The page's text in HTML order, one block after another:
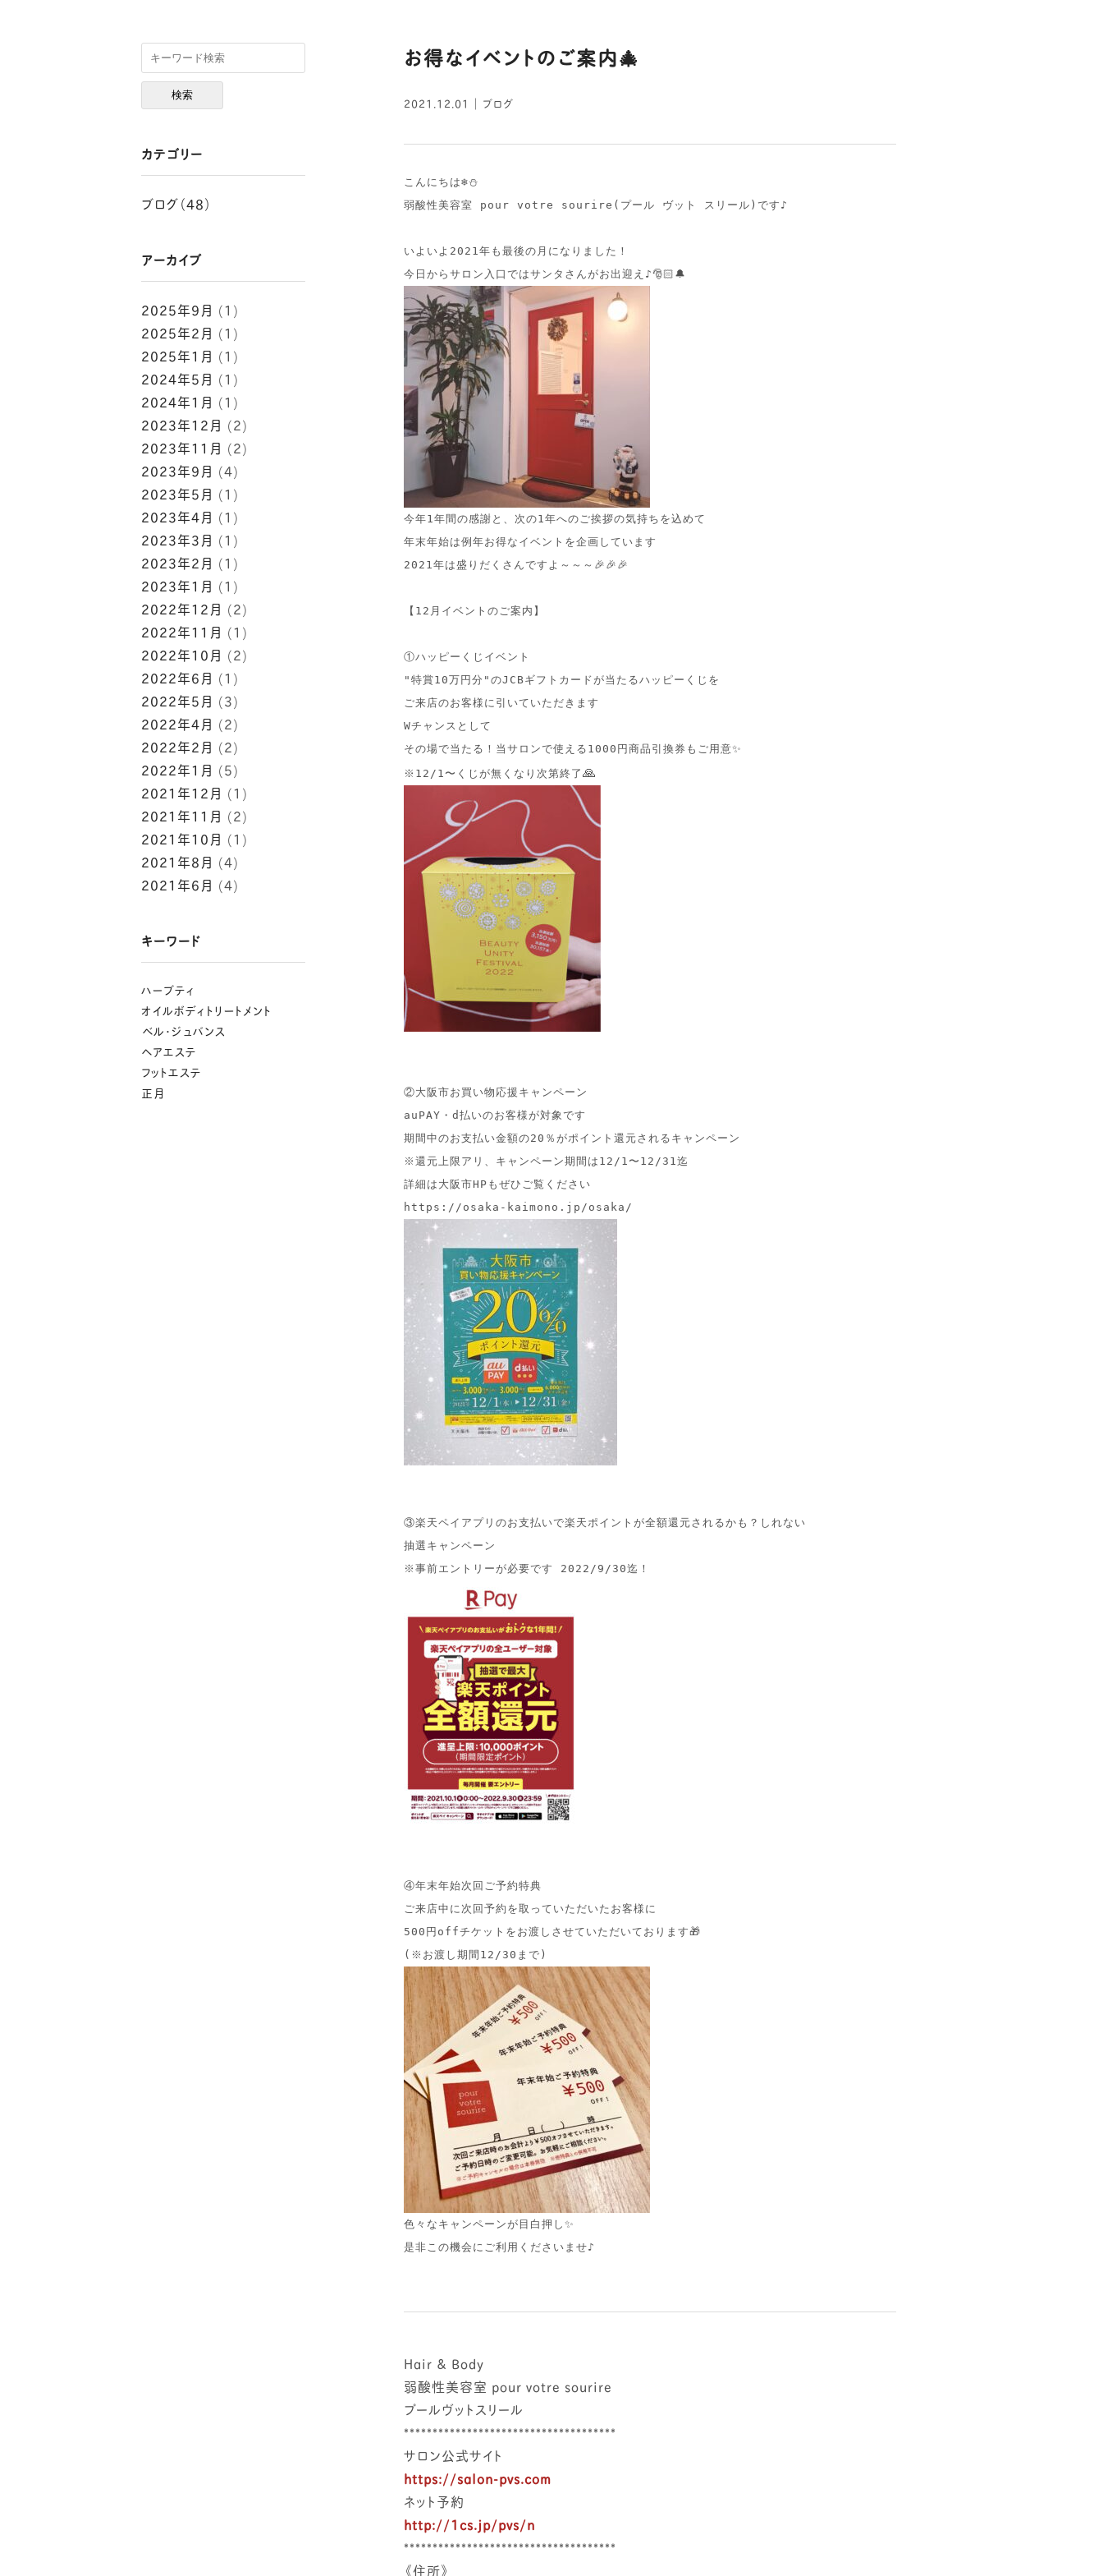
カテゴリー
ブログ（48）
アーカイブ
2025年9月 (1)
2025年2月 (1)
2025年1月 (1)
2024年5月 (1)
2024年1月 (1)
2023年12月 (2)
2023年11月 (2)
2023年9月 (4)
2023年5月 (1)
2023年4月 (1)
2023年3月 (1)
2023年2月 (1)
2023年1月 (1)
2022年12月 (2)
2022年11月 (1)
2022年10月 (2)
2022年6月 (1)
2022年5月 (3)
2022年4月 (2)
2022年2月 (2)
2022年1月 (5)
2021年12月 (1)
2021年11月 (2)
2021年10月 (1)
2021年8月 (4)
2021年6月 (4)
キーワード
ハーブティ
オイルボディトリートメント
⁡ベル･ジュバンス
ヘアエステ
フットエステ
正月
お得なイベントのご案内🎄
2021.12.01 ｜ ブログ
こんにちは❄⛄
弱酸性美容室 pour votre sourire(プール ヴット スリール)です♪
いよいよ2021年も最後の月になりました！
今年1年間の感謝と、次の1年へのご挨拶の気持ちを込めて
年末年始は例年お得なイベントを企画しています
2021年は盛りだくさんですよ～～～🎉🎉🎉
【12月イベントのご案内】
①ハッピーくじイベント
"特賞10万円分"のJCBギフトカードが当たるハッピーくじを
ご来店のお客様に引いていただきます
Wチャンスとして
その場で当たる！当サロンで使える1000円商品引換券もご用意✨
※12/1〜くじが無くなり次第終了
②大阪市お買い物応援キャンペーン
auPAY・d払いのお客様が対象です
期間中のお支払い金額の20％がポイント還元されるキャンペーン
※還元上限アリ、キャンペーン期間は12/1〜12/31迄
詳細は大阪市HPもぜひご覧ください
③楽天ペイアプリのお支払いで楽天ポイントが全額還元されるかも？しれない
抽選キャンペーン
④年末年始次回ご予約特典
ご来店中に次回予約を取っていただいたお客様に
500円offチケットをお渡しさせていただいております🎁
色々なキャンペーンが目白押し✨
是非この機会にご利用くださいませ♪
Hair & Body
弱酸性美容室 pour votre sourire
プールヴットスリール
*************************************
サロン公式サイト
https://salon-pvs.com
ネット予約
http://1cs.jp/pvs/n
*************************************
《住所》